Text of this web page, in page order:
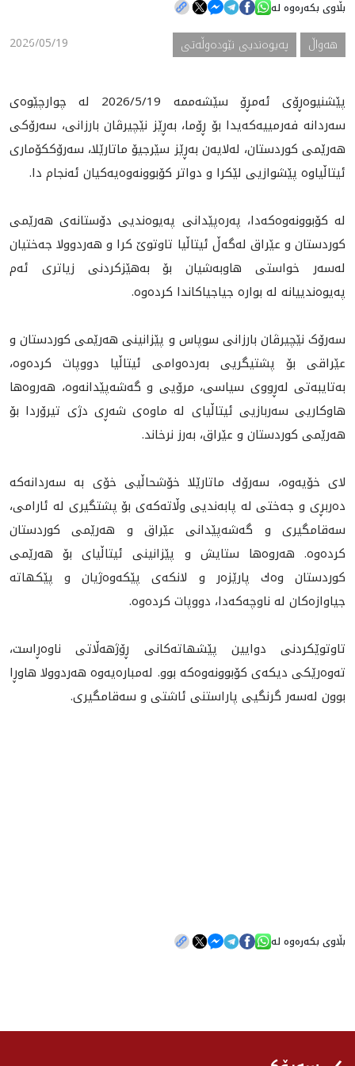
هه‌واڵ
گەلەری
بڵاوی بکەرەوە لە
2026/05/19 هه‌واڵ په‌یوه‌ندیی نێوده‌وڵه‌تی
پێشنیوەڕۆی ئەمڕۆ سێشەممە 2026/5/19 لە چوارچێوەی
سەردانە فەرمییەکەیدا بۆ ڕۆما، بەڕێز نێچیرڤان بارزانی، سەرۆکی
هەرێمی کوردستان، لەلایەن بەڕێز سێرجیۆ ماتارێلا، سەرۆککۆماری
ئیتاڵیاوە پێشوازیی لێکرا و دواتر کۆبوونەوەیەکیان ئەنجام دا.
لە کۆبوونەوەکەدا، پەرەپێدانی پەیوەندیى دۆستانه‌ى هەرێمی
کوردستان و عێراق لەگەڵ ئیتاڵیا تاوتوێ کرا و هەردوولا جەختیان
لەسەر خواستی هاوبەشیان بۆ بەهێزکردنی زیاتری ئەم
پەیوەندییانە لە بوارە جیاجیاکاندا کردەوە.
سەرۆک نێچیرڤان بارزانی سوپاس و پێزانینی هەرێمی کوردستان و
عێراقی بۆ پشتيگريى بەردەوامی ئیتاڵیا دووپات کردەوە،
بەتایبەتى لەڕووى سیاسی، مرۆیی و گەشەپێدانه‌وه‌، هه‌روه‌ها
هاوکاریی سەربازیی ئیتاڵیاى لە ماوەی شەڕی دژی تیرۆردا بۆ
هەرێمی کوردستان و عێراق، به‌رز نرخاند.
لای خۆیەوە، سه‌رۆك ماتارێلا خۆشحاڵیی خۆی به‌ سه‌ردانه‌كه‌
دەربڕی و جەختی لە پابەنديی وڵاتەکەی بۆ پشتگيرى له‌ ئارامی،
سەقامگیری و گەشەپێدانی عێراق و هەرێمی کوردستان
کردەوە. هه‌روه‌ها ستايش و پێزانينى ئيتاڵياى بۆ هەرێمی
کوردستان وه‌ك پارێزەر و لانکەی پێكه‌وه‌ژيان و پێکهاتە
جیاوازەکان لە ناوچەکەدا، دووپات كرده‌وه‌.
تاوتوێکردنی دوایین پێشهاتەكانى ڕۆژهه‌ڵاتى ناوه‌ڕاست،
ته‌وه‌رێكى ديكه‌ى كۆبوونه‌وه‌كه‌ بوو. له‌مباره‌يه‌وه‌ هەردوولا هاوڕا
بوون لەسەر گرنگیی پاراستنى ئاشتى و سه‌قامگيرى.
بڵاوی بکەرەوە لە